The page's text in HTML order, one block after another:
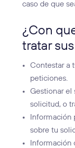
caso de que
¿Con
tratar
Contestar a
peticiones.
Gestionar el
solicitud, o
Información
sobre tu